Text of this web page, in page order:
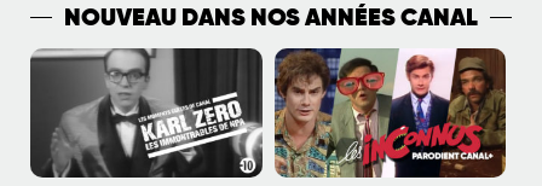
NOUVEAU DANS NOS ANNÉES CANAL